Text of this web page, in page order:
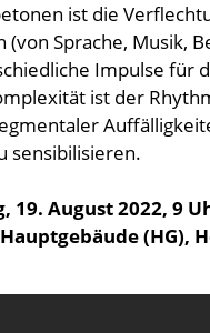
ist die
Sprache, Musik,
Impulse für
ist der
sensibilisieren.
19. August 2022, 9
(HG),